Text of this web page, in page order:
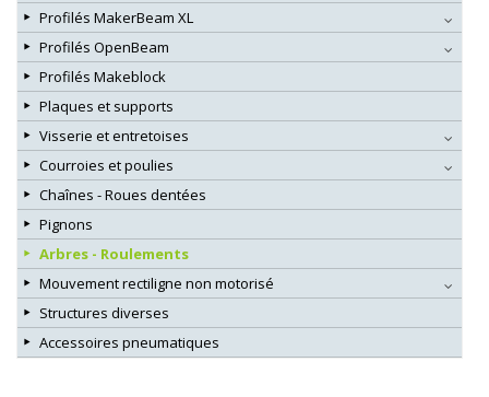
Profilés MakerBeam XL
Profilés OpenBeam
Profilés Makeblock
Plaques et supports
Visserie et entretoises
Courroies et poulies
Chaînes - Roues dentées
Pignons
Arbres - Roulements
Mouvement rectiligne non motorisé
Structures diverses
Accessoires pneumatiques